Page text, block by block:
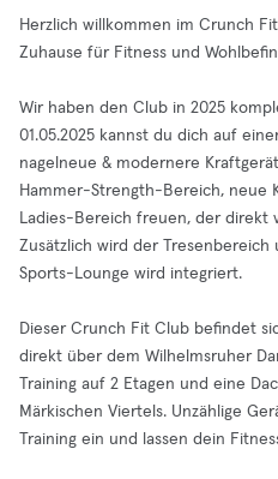
Herzlich willkommen im Crunch
Zuhause für Fitness und
Wir haben den Club in 2025
01.05.2025 kannst du dich auf
nagelneue & modernere
Hammer-Strength-Bereich, neue
Ladies-Bereich freuen, der direkt
Zusätzlich wird der
Sports-Lounge wird integriert.
Dieser Crunch Fit Club befindet
direkt über dem Wilhelmsruher
Training auf 2 Etagen und eine
Märkischen Viertels. Unzählige
Training ein und lassen dein